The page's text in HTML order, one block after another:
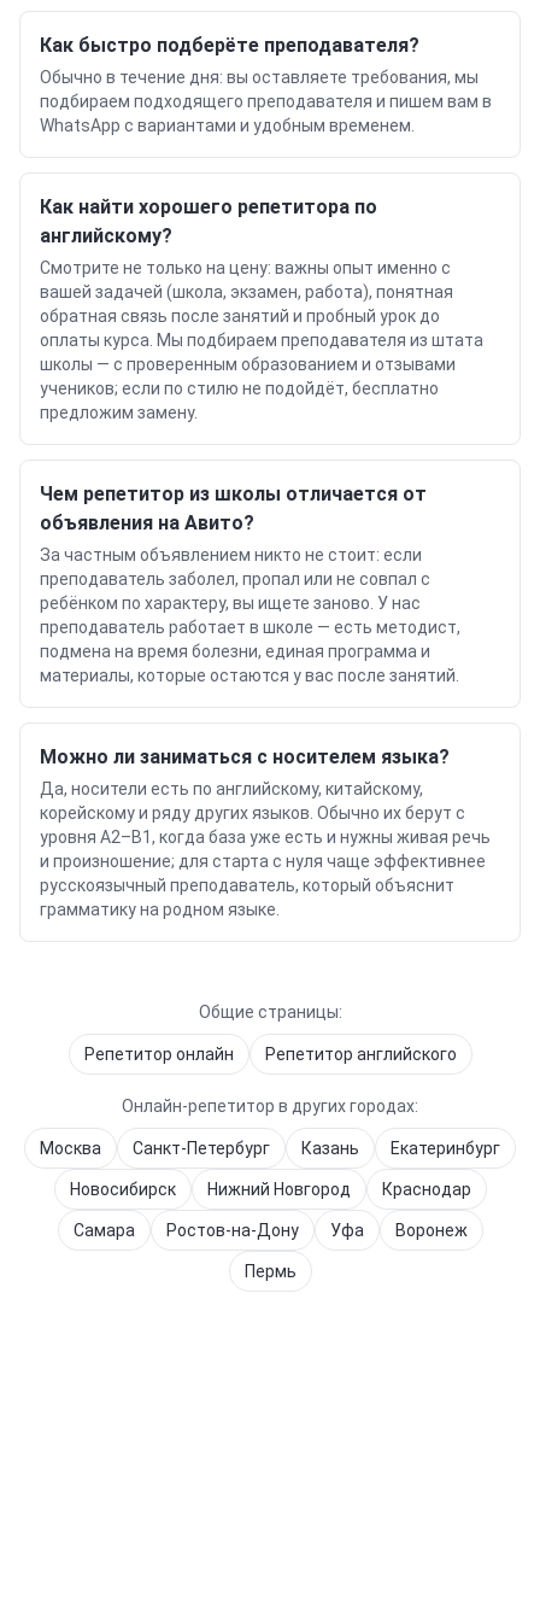
Как быстро подберёте преподавателя?
Обычно в течение дня: вы оставляете требования, мы
подбираем подходящего преподавателя и пишем вам в
WhatsApp с вариантами и удобным временем.
Как найти хорошего репетитора по
английскому?
Смотрите не только на цену: важны опыт именно с
вашей задачей (школа, экзамен, работа), понятная
обратная связь после занятий и пробный урок до
оплаты курса. Мы подбираем преподавателя из штата
школы — с проверенным образованием и отзывами
учеников; если по стилю не подойдёт, бесплатно
предложим замену.
Чем репетитор из школы отличается от
объявления на Авито?
За частным объявлением никто не стоит: если
преподаватель заболел, пропал или не совпал с
ребёнком по характеру, вы ищете заново. У нас
преподаватель работает в школе — есть методист,
подмена на время болезни, единая программа и
материалы, которые остаются у вас после занятий.
Можно ли заниматься с носителем языка?
Да, носители есть по английскому, китайскому,
корейскому и ряду других языков. Обычно их берут с
уровня A2–B1, когда база уже есть и нужны живая речь
и произношение; для старта с нуля чаще эффективнее
русскоязычный преподаватель, который объяснит
грамматику на родном языке.
Общие страницы:
Репетитор онлайн Репетитор английского
Онлайн-репетитор в других городах:
Москва Санкт-Петербург Казань Екатеринбург
Новосибирск Нижний Новгород Краснодар
Самара Ростов-на-Дону Уфа Воронеж
Пермь